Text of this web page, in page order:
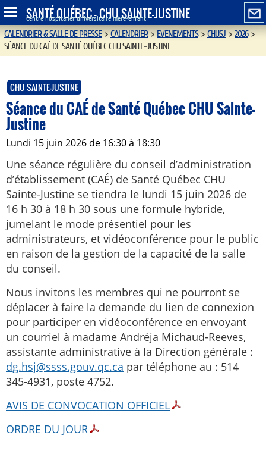
SANTÉ QUÉBEC - CHU SAINTE-JUSTINE
Centre hospitalier universitaire mère-enfant
CALENDRIER & SALLE DE PRESSE>CALENDRIER>EVENEMENTS>CHUSJ>2026>
SÉANCE DU CAÉ DE SANTÉ QUÉBEC CHU SAINTE-JUSTINE
CHU SAINTE-JUSTINE
Séance du CAÉ de Santé Québec CHU Sainte-
Justine
lundi 15 juin 2026 de 16:30 à 18:30
Une séance régulière du conseil d’administration
d’établissement (CAÉ) de Santé Québec CHU
Sainte-Justine se tiendra le lundi 15 juin 2026 de
16 h 30 à 18 h 30 sous une formule hybride,
jumelant le mode présentiel pour les
administrateurs, et vidéoconférence pour le public
en raison de la gestion de la capacité de la salle
du conseil.
Nous invitons les membres qui ne pourront se
déplacer à faire la demande du lien de connexion
pour participer en vidéoconférence en envoyant
un courriel à madame Andréja Michaud-Reeves,
assistante administrative à la Direction générale :
dg.hsj@ssss.gouv.qc.ca par téléphone au : 514
345-4931, poste 4752.
AVIS DE CONVOCATION OFFICIEL
ORDRE DU JOUR